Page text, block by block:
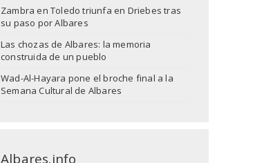
Zambra en Toledo triunfa en Driebes tras
su paso por Albares
Las chozas de Albares: la memoria
construida de un pueblo
Wad-Al-Hayara pone el broche final a la
Semana Cultural de Albares
Albares.info